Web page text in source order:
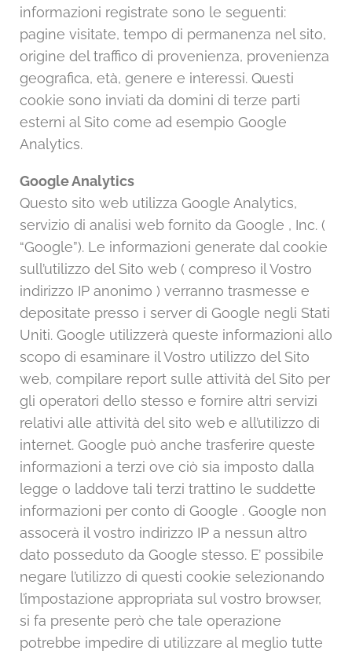
informazioni registrate sono le seguenti:
pagine visitate, tempo di permanenza nel sito,
origine del traffico di provenienza, provenienza
geografica, età, genere e interessi. Questi
cookie sono inviati da domini di terze parti
esterni al Sito come ad esempio Google
Analytics.
Google Analytics
Questo sito web utilizza Google Analytics,
servizio di analisi web fornito da Google , Inc. (
“Google”). Le informazioni generate dal cookie
sull’utilizzo del Sito web ( compreso il Vostro
indirizzo IP anonimo ) verranno trasmesse e
depositate presso i server di Google negli Stati
Uniti. Google utilizzerà queste informazioni allo
scopo di esaminare il Vostro utilizzo del Sito
web, compilare report sulle attività del Sito per
gli operatori dello stesso e fornire altri servizi
relativi alle attività del sito web e all’utilizzo di
internet. Google può anche trasferire queste
informazioni a terzi ove ciò sia imposto dalla
legge o laddove tali terzi trattino le suddette
informazioni per conto di Google . Google non
assocerà il vostro indirizzo IP a nessun altro
dato posseduto da Google stesso. E’ possibile
negare l’utilizzo di questi cookie selezionando
l’impostazione appropriata sul vostro browser,
si fa presente però che tale operazione
potrebbe impedire di utilizzare al meglio tutte